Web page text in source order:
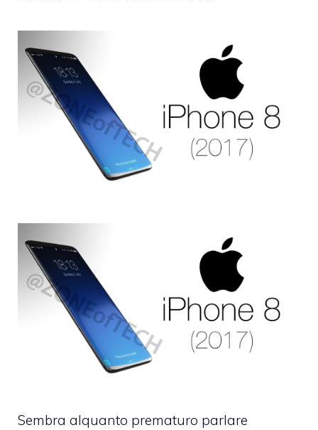
Sembra alquanto prematuro parlare